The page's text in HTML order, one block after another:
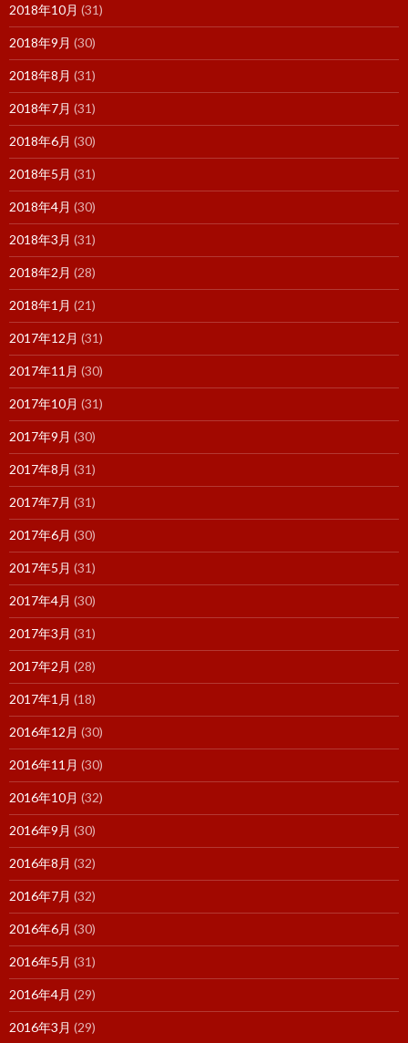
2018年10月 (31)
2018年9月 (30)
2018年8月 (31)
2018年7月 (31)
2018年6月 (30)
2018年5月 (31)
2018年4月 (30)
2018年3月 (31)
2018年2月 (28)
2018年1月 (21)
2017年12月 (31)
2017年11月 (30)
2017年10月 (31)
2017年9月 (30)
2017年8月 (31)
2017年7月 (31)
2017年6月 (30)
2017年5月 (31)
2017年4月 (30)
2017年3月 (31)
2017年2月 (28)
2017年1月 (18)
2016年12月 (30)
2016年11月 (30)
2016年10月 (32)
2016年9月 (30)
2016年8月 (32)
2016年7月 (32)
2016年6月 (30)
2016年5月 (31)
2016年4月 (29)
2016年3月 (29)